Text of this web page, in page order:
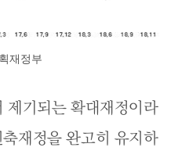
재정부
제기되는 확대재정이라
재정을 완고히 유지하